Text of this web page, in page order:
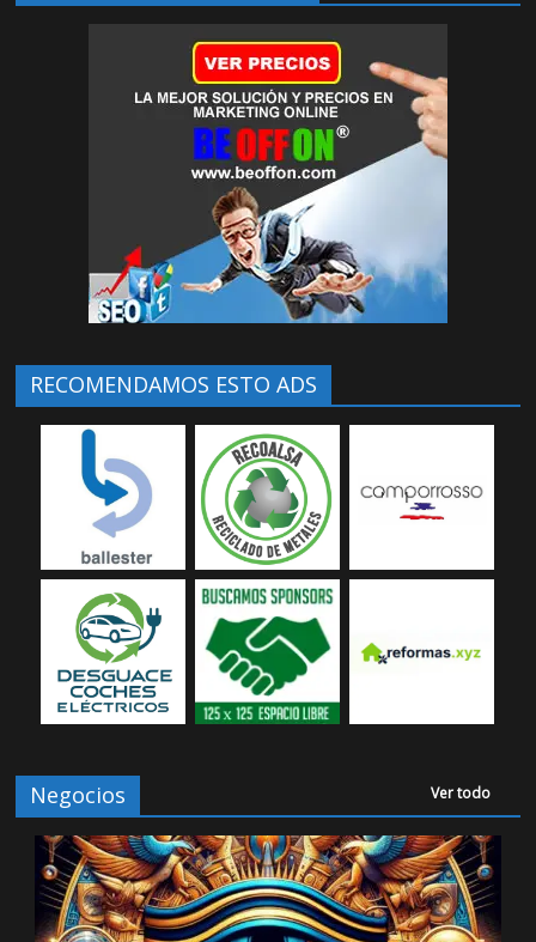
RECOMENDAMOS ESTO ADS
Negocios Ver todo